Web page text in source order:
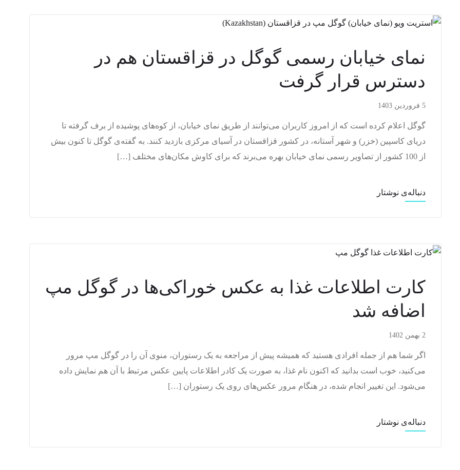
نمای خیابان رسمی گوگل در قزاقستان هم در
دسترس قرار گرفت
5 فروردین 1403
گوگل اعلام کرده است که از امروز کاربران می‌توانند از طریق نمای خیابان، از کوه‌های پوشیده از برف گرفته تا
دریای کاسپین (خزر) و شهر آستانه، در کشور قزاقستان در آسیای مرکزی بازدید کنند. به گفته‌ی گوگل تا کنون بیش
از 100 کشور از تصاویر رسمی نمای خیابان بهره می‌برند که برای کاوش مکان‌های مختلف […]
دنباله‌ی نوشتار
کارت اطلاعات غذا به عکس خوراکی‌ها در گوگل مپ
اضافه شد
2 بهمن 1402
اگر شما هم از جمله افرادی هستید که همیشه پیش از مراجعه به یک رستوران، منوی آن را در گوگل مپ مرور
می‌کنید، خوب است بدانید که اکنون نام غذا، به صورت یک کادر اطلاعات پایین عکس مرتبط با آن هم نمایش داده
می‌شود. این تغییر انجام شده، در هنگام مرور عکس‌های روی یک رستوران […]
دنباله‌ی نوشتار